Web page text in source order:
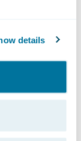
details
der
Finanz-,